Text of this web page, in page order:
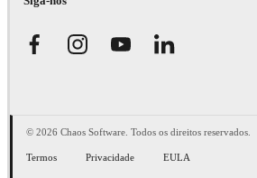
© 2026 Chaos Software. Todos os direitos reservados.
Termos Privacidade EULA